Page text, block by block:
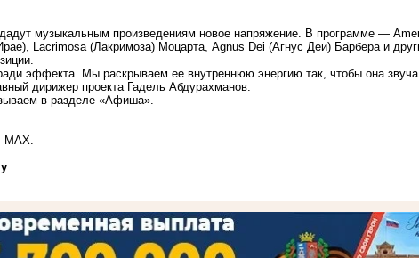
музыкальным произведениям новое напряжение. В программе —
Lacrimosa (Лакримоза) Моцарта, Agnus Dei (Агнус Деи) Барбера и
эффекта. Мы раскрываем ее внутреннюю энергию так, чтобы она
дирижер проекта Гадель Абдурахманов.
в разделе «Афиша»
MAX